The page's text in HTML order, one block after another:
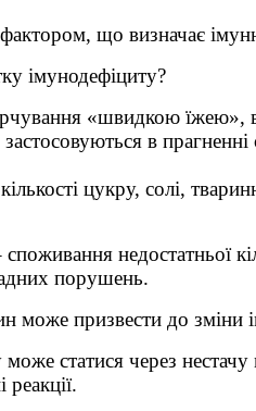
що визначає
імунодефіциту?
«швидкою їжею»,
в
цукру, солі,
недостатньої
порушень.
призвести до зміни
статися через нестачу